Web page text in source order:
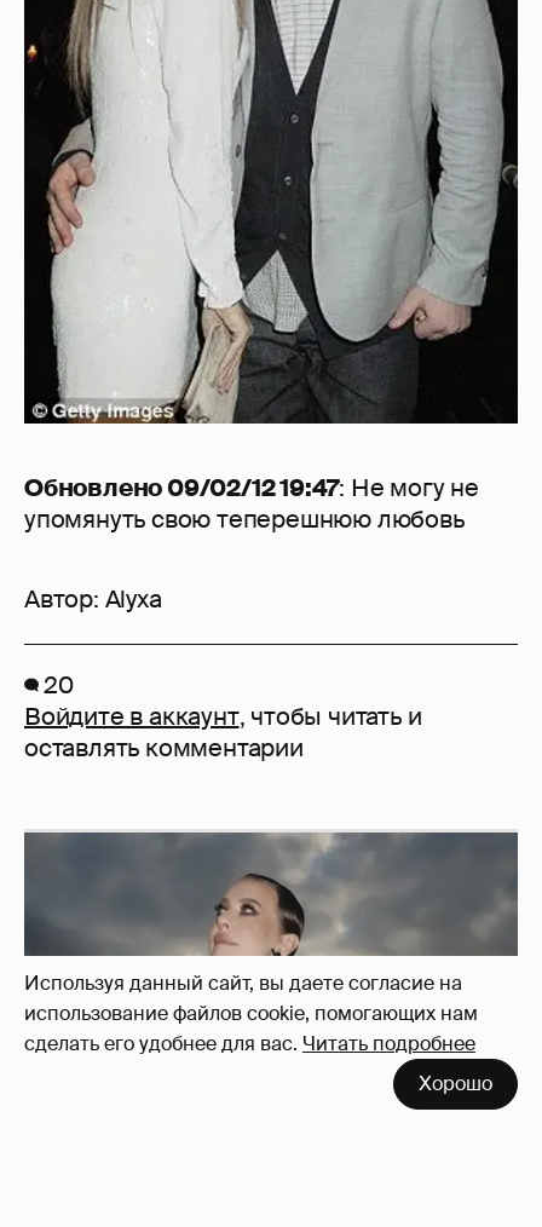
Используя данный сайт, вы даете согласие на
использование файлов cookie, помогающих нам
сделать его удобнее для вас. Читать подробнее
Хорошо
Обновлено 09/02/12 19:47: Не могу не
упомянуть свою теперешнюю любовь
Автор: Alyxa
20
Войдите в аккаунт, чтобы читать и
оставлять комментарии